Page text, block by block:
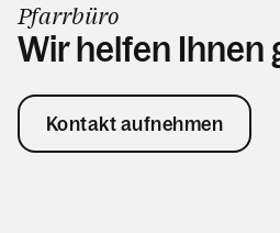
Pfarrbüro
Wir helfen Ihnen
Kontakt aufnehmen